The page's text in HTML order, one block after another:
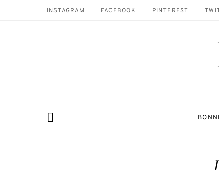
INSTAGRAM FACEBOOK PINTEREST